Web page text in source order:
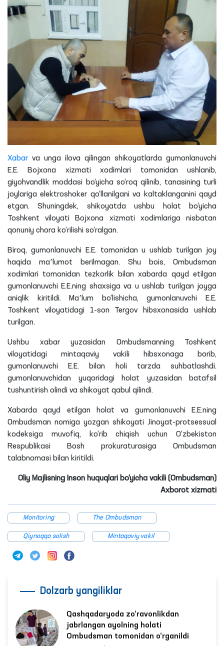
Xabar va unga ilova qilingan shikoyatlarda gumonlanuvchi
E.E. Bojxona xizmati xodimlari tomonidan ushlanib,
giyohvandlik moddasi bo‘yicha so‘roq qilinib, tanasining turli
joylariga elektroshoker qo‘llanilgani va kaltaklanganini qayd
etgan. Shuningdek, shikoyatda ushbu holat bo‘yicha
Toshkent viloyati Bojxona xizmati xodimlariga nisbatan
qonuniy chora ko‘rilishi so‘ralgan.
Biroq, gumonlanuvchi E.E. tomonidan u ushlab turilgan joy
haqida maʼlumot berilmagan. Shu bois, Ombudsman
xodimlari tomonidan tezkorlik bilan xabarda qayd etilgan
gumonlanuvchi E.E.ning shaxsiga va u ushlab turilgan joyga
aniqlik kiritildi. Maʼlum bo‘lishicha,gumonlanuvchi E.E.
Toshkent viloyatidagi 1-son Tergov hibsxonasida ushlab
turilgan.
Ushbu xabar yuzasidan Ombudsmanning Toshkent
viloyatidagi mintaqaviy vakili hibsxonaga borib,
gumonlanuvchi E.E. bilan holi tarzda suhbatlashdi.
gumonlanuvchidan yuqoridagi holat yuzasidan batafsil
tushuntirish olindi va shikoyat qabul qilindi.
Xabarda qayd etilgan holat va gumonlanuvchi E.E.ning
Ombudsman nomiga yozgan shikoyati Jinoyat-protsessual
kodeksiga muvofiq, ko‘rib chiqish uchun O‘zbekiston
Respublikasi Bosh prokuraturasiga Ombudsman
talabnomasi bilan kiritildi.
Oliy Majlisning Inson huquqlari bo‘yicha vakili (Ombudsman)
Axborot xizmati
Monitoring The Ombudsman
Qiynoqqa solish Mintaqaviy vakil
Dolzarb yangiliklar
Qashqadaryoda zo‘ravonlikdan
jabrlangan ayolning holati
Ombudsman tomonidan o‘rganildi